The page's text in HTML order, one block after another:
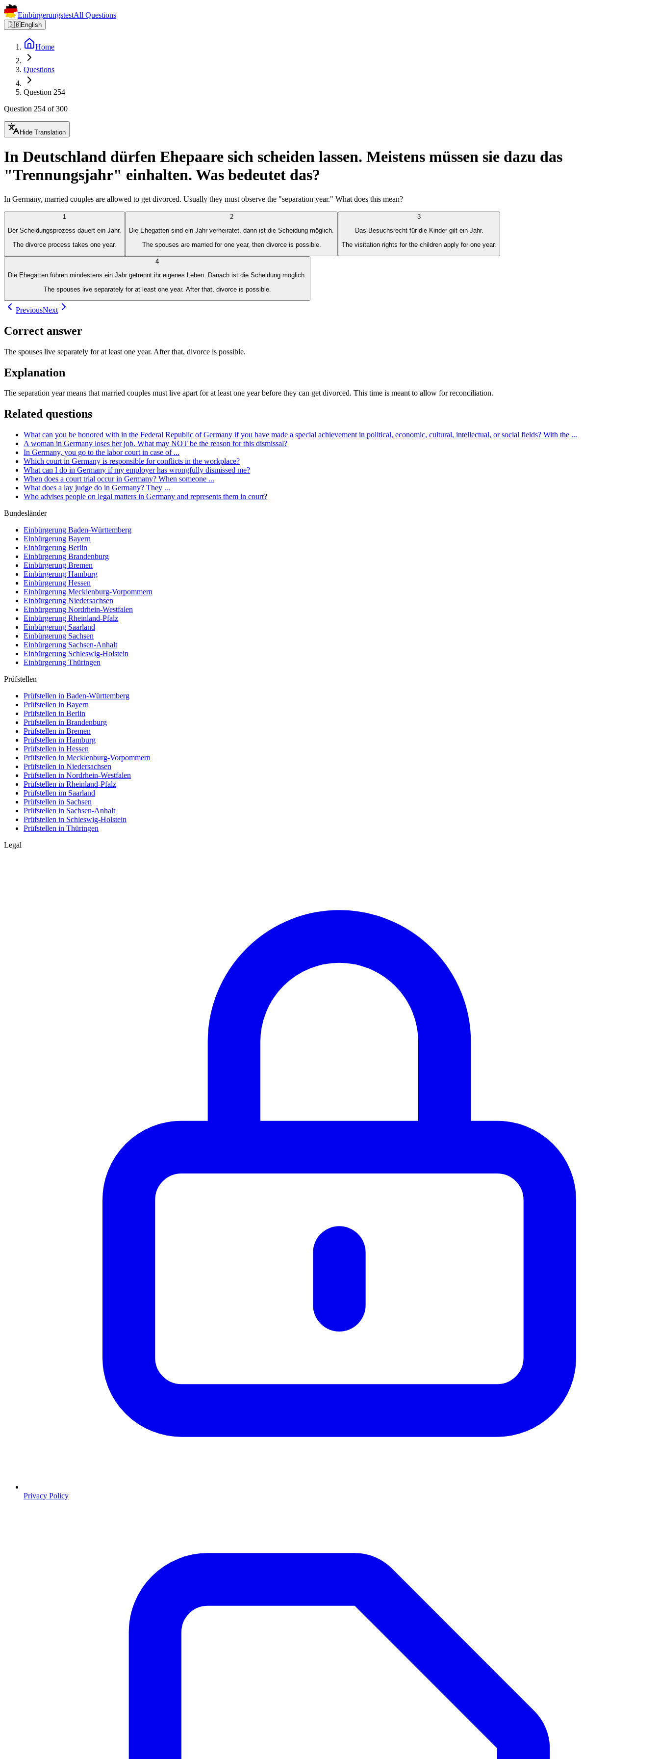
EinbürgerungstestAll Questions
🇬🇧English
Home
Questions
Question 254
Question 254 of 300
Hide Translation
In Deutschland dürfen Ehepaare sich scheiden lassen. Meistens müssen sie dazu das
"Trennungsjahr" einhalten. Was bedeutet das?
In Germany, married couples are allowed to get divorced. Usually they must observe the "separation year." What does this mean?
1
Der Scheidungsprozess dauert ein Jahr.
The divorce process takes one year.
2
Die Ehegatten sind ein Jahr verheiratet, dann ist die Scheidung möglich.
The spouses are married for one year, then divorce is possible.
3
Das Besuchsrecht für die Kinder gilt ein Jahr.
The visitation rights for the children apply for one year.
4
Die Ehegatten führen mindestens ein Jahr getrennt ihr eigenes Leben. Danach ist die Scheidung möglich.
The spouses live separately for at least one year. After that, divorce is possible.
PreviousNext
Correct answer
The spouses live separately for at least one year. After that, divorce is possible.
Explanation
The separation year means that married couples must live apart for at least one year before they can get divorced. This time is meant to allow for reconciliation.
Related questions
What can you be honored with in the Federal Republic of Germany if you have made a special achievement in political, economic, cultural, intellectual, or social fields? With the ...
A woman in Germany loses her job. What may NOT be the reason for this dismissal?
In Germany, you go to the labor court in case of ...
Which court in Germany is responsible for conflicts in the workplace?
What can I do in Germany if my employer has wrongfully dismissed me?
When does a court trial occur in Germany? When someone ...
What does a lay judge do in Germany? They ...
Who advises people on legal matters in Germany and represents them in court?
Bundesländer
Einbürgerung Baden-Württemberg
Einbürgerung Bayern
Einbürgerung Berlin
Einbürgerung Brandenburg
Einbürgerung Bremen
Einbürgerung Hamburg
Einbürgerung Hessen
Einbürgerung Mecklenburg-Vorpommern
Einbürgerung Niedersachsen
Einbürgerung Nordrhein-Westfalen
Einbürgerung Rheinland-Pfalz
Einbürgerung Saarland
Einbürgerung Sachsen
Einbürgerung Sachsen-Anhalt
Einbürgerung Schleswig-Holstein
Einbürgerung Thüringen
Prüfstellen
Prüfstellen in Baden-Württemberg
Prüfstellen in Bayern
Prüfstellen in Berlin
Prüfstellen in Brandenburg
Prüfstellen in Bremen
Prüfstellen in Hamburg
Prüfstellen in Hessen
Prüfstellen in Mecklenburg-Vorpommern
Prüfstellen in Niedersachsen
Prüfstellen in Nordrhein-Westfalen
Prüfstellen in Rheinland-Pfalz
Prüfstellen im Saarland
Prüfstellen in Sachsen
Prüfstellen in Sachsen-Anhalt
Prüfstellen in Schleswig-Holstein
Prüfstellen in Thüringen
Legal
Privacy Policy